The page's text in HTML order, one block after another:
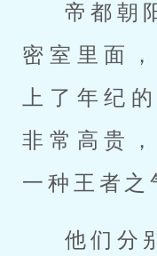
帝都朝
密室里面
上了年纪
非常高贵
一种王者之
他们分